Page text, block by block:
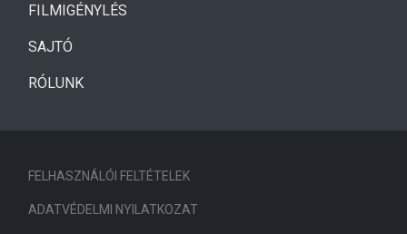
FILMIGÉNYLÉS
SAJTÓ
RÓLUNK
FELHASZNÁLÓI FELTÉTELEK
ADATVÉDELMI NYILATKOZAT